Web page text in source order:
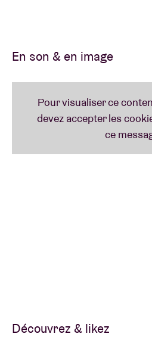
numérique – est le fruit d’une
Adult Swim, The Cleveland
chorégraphe allemand
Scratched Vinyl,“Celestial
incroyable, né d’un lieu
s’inscrit superbement dans le
En son & en image
Découvrez & likez